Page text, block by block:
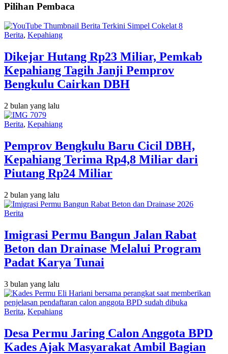
Pilihan Pembaca
Berita, Kepahiang
Dikejar Hutang Rp23 Miliar, Pemkab
Kepahiang Tagih Janji Pemprov
Bengkulu Cairkan DBH
2 bulan yang lalu
Berita, Kepahiang
Pemprov Bengkulu Baru Cicil DBH,
Kepahiang Terima Rp4,8 Miliar dari
Piutang Rp24 Miliar
2 bulan yang lalu
Berita
Imigrasi Permu Bangun Jalan Rabat
Beton dan Drainase Melalui Program
Padat Karya Tunai
3 bulan yang lalu
Berita, Kepahiang
Desa Permu Jaring Calon Anggota BPD
Kades Ajak Masyarakat Ambil Bagian